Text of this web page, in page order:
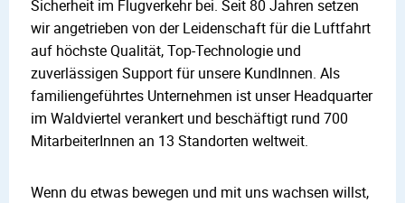
Sicherheit im Flugverkehr bei. Seit 80 Jahren setzen
wir angetrieben von der Leidenschaft für die Luftfahrt
auf höchste Qualität, Top-Technologie und
zuverlässigen Support für unsere KundInnen. Als
familiengeführtes Unternehmen ist unser Headquarter
im Waldviertel verankert und beschäftigt rund 700
MitarbeiterInnen an 13 Standorten weltweit.
Wenn du etwas bewegen und mit uns wachsen willst,